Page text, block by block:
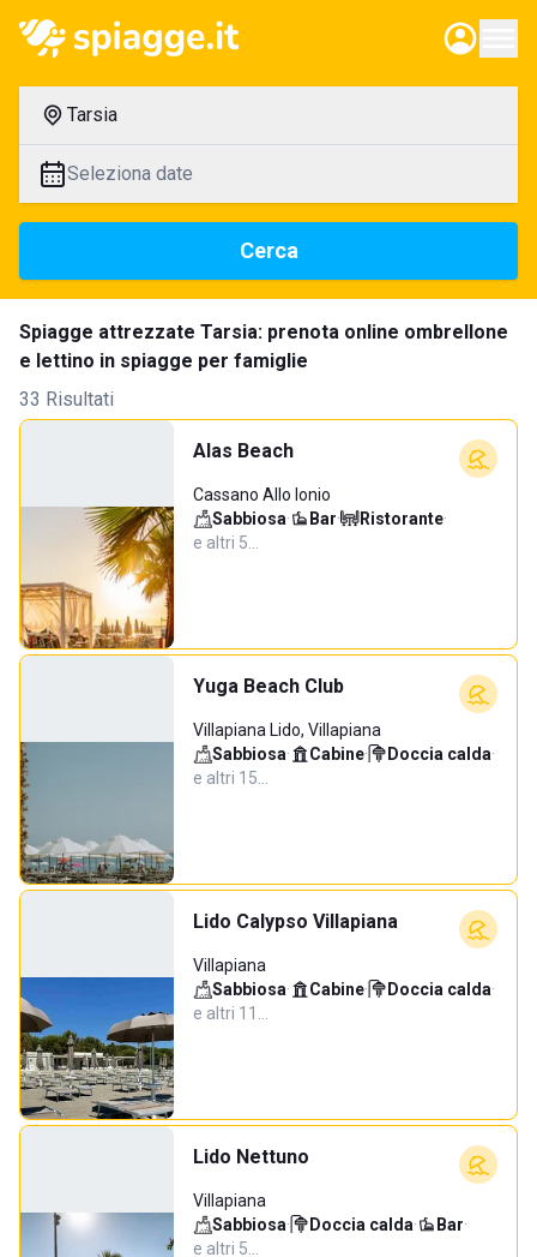
Tarsia
Seleziona date
Cerca
Spiagge attrezzate Tarsia: prenota online ombrellone
e lettino in spiagge per famiglie
33 Risultati
Alas Beach
Cassano Allo Ionio
Sabbiosa· Bar· Ristorante·
e altri 5…
Yuga Beach Club
Villapiana Lido, Villapiana
Sabbiosa· Cabine· Doccia calda·
e altri 15…
Lido Calypso Villapiana
Villapiana
Sabbiosa· Cabine· Doccia calda·
e altri 11…
Lido Nettuno
Villapiana
Sabbiosa· Doccia calda· Bar·
e altri 5…